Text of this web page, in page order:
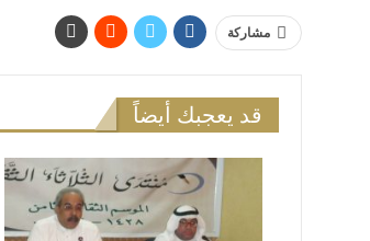
مشاركة
قد يعجبك أيضاً